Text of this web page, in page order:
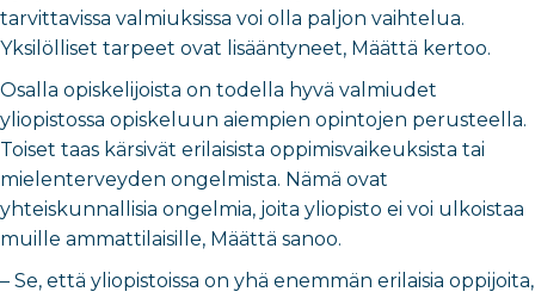
tarvittavissa valmiuksissa voi olla paljon vaihtelua.
Yksilölliset tarpeet ovat lisääntyneet, Määttä kertoo.
Osalla opiskelijoista on todella hyvä valmiudet
yliopistossa opiskeluun aiempien opintojen perusteella.
Toiset taas kärsivät erilaisista oppimisvaikeuksista tai
mielenterveyden ongelmista. Nämä ovat
yhteiskunnallisia ongelmia, joita yliopisto ei voi ulkoistaa
muille ammattilaisille, Määttä sanoo.
– Se, että yliopistoissa on yhä enemmän erilaisia oppijoita,